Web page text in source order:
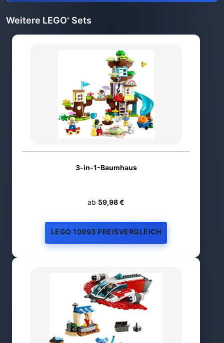
Weitere LEGO® Sets
3-in-1-Baumhaus
ab 59,98 €
LEGO 10993 PREISVERGLEICH